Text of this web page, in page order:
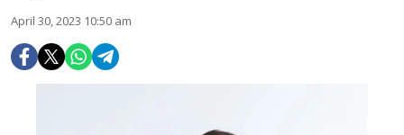
April 30, 2023 10:50 am